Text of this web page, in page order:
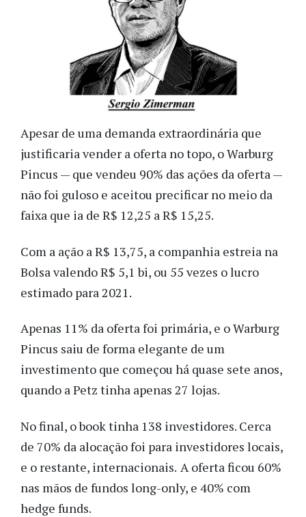
Apesar de uma demanda extraordinária que
justificaria vender a oferta no topo, o Warburg
Pincus — que vendeu 90% das ações da oferta —
não foi guloso e aceitou precificar no meio da
faixa que ia de R$ 12,25 a R$ 15,25.
Com a ação a R$ 13,75, a companhia estreia na
Bolsa valendo R$ 5,1 bi, ou 55 vezes o lucro
estimado para 2021.
Apenas 11% da oferta foi primária, e o Warburg
Pincus saiu de forma elegante de um
investimento que começou há quase sete anos,
quando a Petz tinha apenas 27 lojas.
No final, o book tinha 138 investidores. Cerca
de 70% da alocação foi para investidores locais,
e o restante, internacionais. A oferta ficou 60%
nas mãos de fundos long-only, e 40% com
hedge funds.